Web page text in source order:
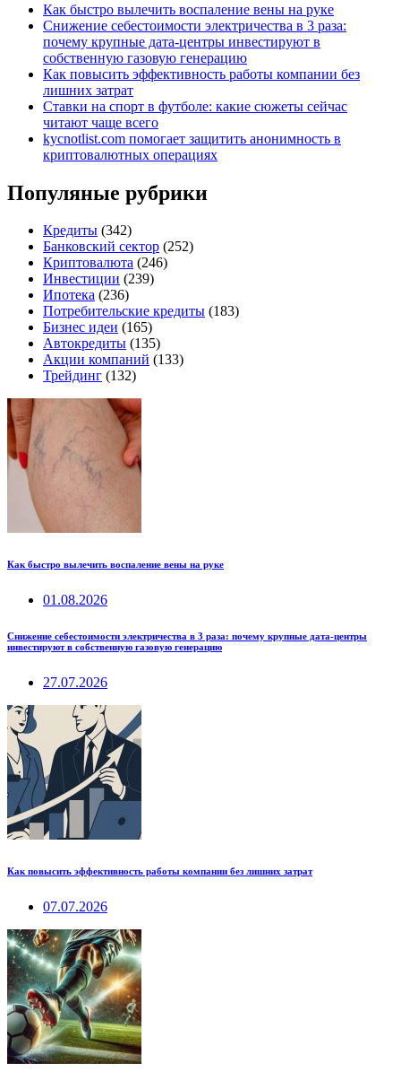
Как быстро вылечить воспаление вены на руке
Снижение себестоимости электричества в 3 раза:
почему крупные дата-центры инвестируют в
собственную газовую генерацию
Как повысить эффективность работы компании без
лишних затрат
Ставки на спорт в футболе: какие сюжеты сейчас
читают чаще всего
kycnotlist.com помогает защитить анонимность в
криптовалютных операциях
Популяные рубрики
Кредиты (342)
Банковский сектор (252)
Криптовалюта (246)
Инвестиции (239)
Ипотека (236)
Потребительские кредиты (183)
Бизнес идеи (165)
Автокредиты (135)
Акции компаний (133)
Трейдинг (132)
Как быстро вылечить воспаление вены на руке
01.08.2026
Снижение себестоимости электричества в 3 раза: почему крупные дата-центры
инвестируют в собственную газовую генерацию
27.07.2026
Как повысить эффективность работы компании без лишних затрат
07.07.2026